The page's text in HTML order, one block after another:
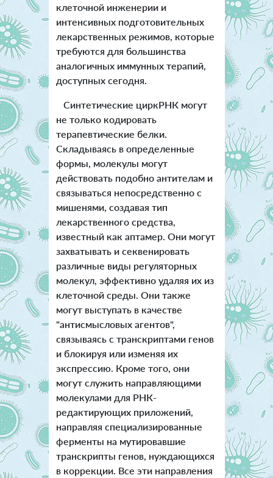
клеточной инженерии и
интенсивных подготовительных
лекарственных режимов, которые
требуются для большинства
аналогичных иммунных терапий,
доступных сегодня.
Синтетические циркРНК могут
не только кодировать
терапевтические белки.
Складываясь в определенные
формы, молекулы могут
действовать подобно антителам и
связываться непосредственно с
мишенями, создавая тип
лекарственного средства,
известный как аптамер. Они могут
захватывать и секвенировать
различные виды регуляторных
молекул, эффективно удаляя их из
клеточной среды. Они также
могут выступать в качестве
"антисмысловых агентов",
связываясь с транскриптами генов
и блокируя или изменяя их
экспрессию. Кроме того, они
могут служить направляющими
молекулами для РНК-
редактирующих приложений,
направляя специализированные
ферменты на мутировавшие
транскрипты генов, нуждающихся
в коррекции. Все эти направления